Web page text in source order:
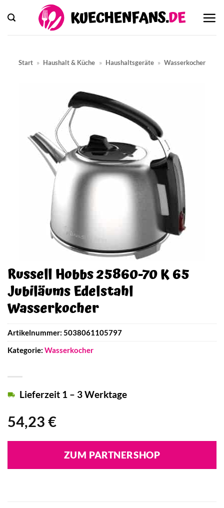
Inhalt
springen
Start » Haushalt & Küche » Haushaltsgeräte » Wasserkocher
Russell Hobbs 25860-70 K 65
Jubiläums Edelstahl
Wasserkocher
54,23 €
Lieferzeit 1 – 3 Werktage
ZUM PARTNERSHOP
Artikelnummer: 5038061105797
Kategorie: Wasserkocher